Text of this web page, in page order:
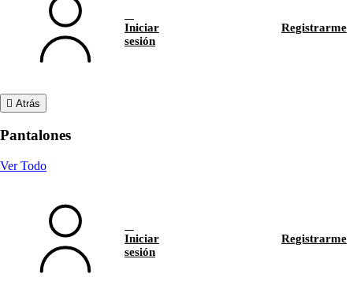
Iniciar
sesión
Registrarme
Atrás
Pantalones
Ver Todo
Iniciar
sesión
Registrarme